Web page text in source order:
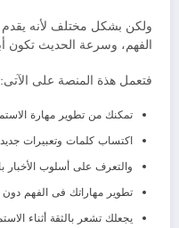
ولكن بشكل مختلف لأنه
الفهم، وسرعة الحديث تكون
فتعمل هذة المنصة على الآتى:
تمكنك من تطوير مهارة
اكتساب كلمات وتعبيرات
والتعرف على أسلوب الأخبار
تطوير مهاراتك فى الفهم
يجعلك تشعر بالثقة أثناء